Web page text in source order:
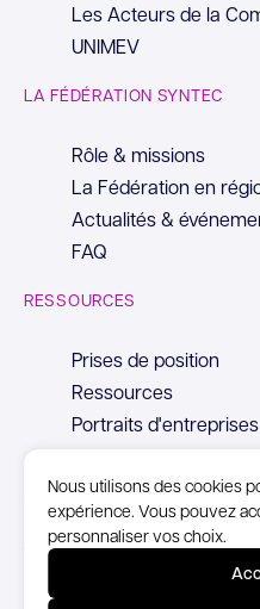
Nous utilisons des cookies
expérience. Vous pouvez
personnaliser vos choix.
Les Acteurs de la
UNIMEV
LA FÉDÉRATION SYNTEC
Rôle & missions
La Fédération en
Actualités &
FAQ
RESSOURCES
Prises de position
Ressources
Portraits d'entreprises
© Copyright Syntec, 2026